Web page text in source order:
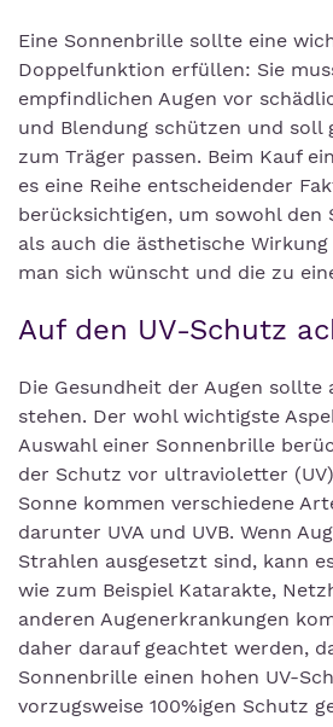
Eine Sonnenbrille sollte eine
Doppelfunktion erfüllen: Sie
empfindlichen Augen vor
und Blendung schützen und soll
zum Träger passen. Beim Kauf
es eine Reihe entscheidender
berücksichtigen, um sowohl den
als auch die ästhetische
man sich wünscht und die zu
Auf den UV-Schutz
Die Gesundheit der Augen sollte
stehen. Der wohl wichtigste
Auswahl einer Sonnenbrille
der Schutz vor ultravioletter
Sonne kommen verschiedene
darunter UVA und UVB. Wenn
Strahlen ausgesetzt sind, kann
wie zum Beispiel Katarakte,
anderen Augenerkrankungen
daher darauf geachtet werden,
Sonnenbrille einen hohen UV-
vorzugsweise 100%igen Schutz